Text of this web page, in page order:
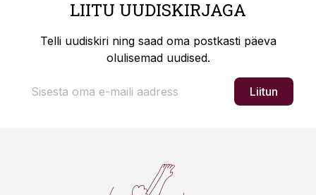
LIITU UUDISKIRJAGA
Telli uudiskiri ning saad oma postkasti päeva
olulisemad uudised.
Liitun